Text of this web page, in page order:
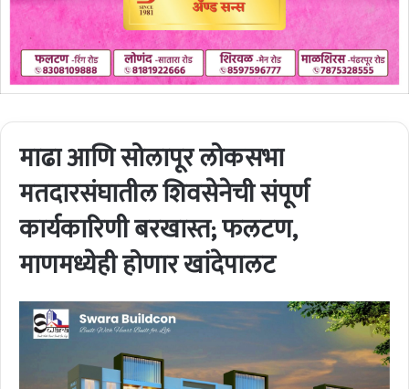
माढा आणि सोलापूर लोकसभा
मतदारसंघातील शिवसेनेची संपूर्ण
कार्यकारिणी बरखास्त; फलटण,
माणमध्येही होणार खांदेपालट